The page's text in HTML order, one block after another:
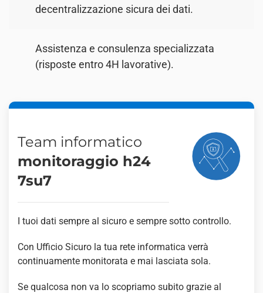
decentralizzazione sicura dei dati.
Assistenza e consulenza specializzata
(risposte entro 4H lavorative).
Team informatico
monitoraggio h24
7su7
I tuoi dati sempre al sicuro e sempre sotto controllo.
Con Ufficio Sicuro la tua rete informatica verrà
continuamente monitorata e mai lasciata sola.
Se qualcosa non va lo scopriamo subito grazie al